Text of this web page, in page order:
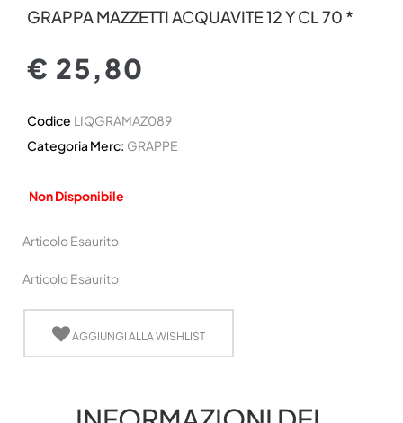
GRAPPA MAZZETTI ACQUAVITE 12 Y CL 70 *
€ 25,80
Codice LIQGRAMAZ089
Categoria Merc: GRAPPE
Non Disponibile
Articolo Esaurito
Articolo Esaurito
AGGIUNGI ALLA WISHLIST